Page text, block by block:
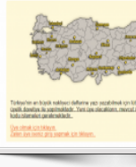
Antep Organizasyon